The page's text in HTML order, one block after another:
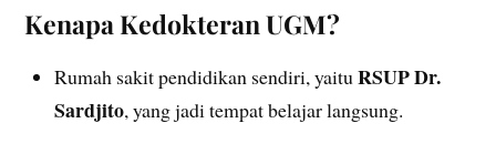
Kenapa Kedokteran UGM?
Rumah sakit pendidikan sendiri, yaituRSUP Dr.
Sardjito, yang jadi tempat belajar langsung.